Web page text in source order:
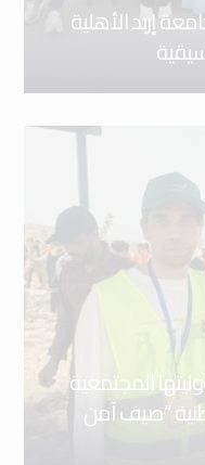
إربد الأهلية
المجتمعية
“صيف آمن